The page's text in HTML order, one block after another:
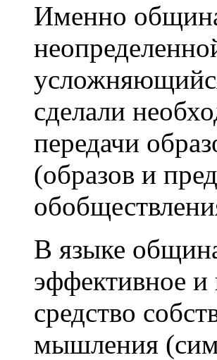
Именно
сделали
передачи
(образов и
В языке
эффективное и
средство
мышления